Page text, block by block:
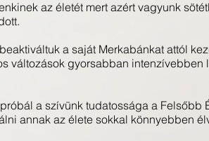
az életét mert azért vagyunk
a saját Merkabánkat attól
változások gyorsabban intenzívebben
a szívünk tudatossága a Felsőbb
annak az élete sokkal könnyebben